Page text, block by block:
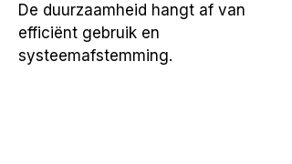
De duurzaamheid hangt af van
efficiënt gebruik en
systeemafstemming.